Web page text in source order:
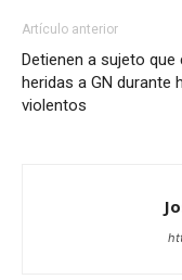
Artículo anterior
Detienen a sujeto que
heridas a GN durante
violentos